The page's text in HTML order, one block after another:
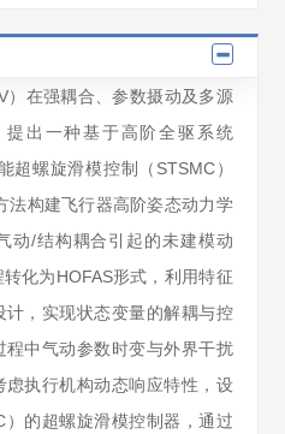
）在强耦合、参数摄动及多源
出一种基于高阶全驱系统
超螺旋滑模控制（STSMC）
法构建飞行器高阶姿态动力学
动/结构耦合引起的未建模动
化为HOFAS形式，利用特征
，实现状态变量的解耦与控
中气动参数时变与外界干扰
执行机构动态响应特性，设
的超螺旋滑模控制器，通过